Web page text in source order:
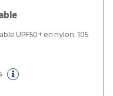
UPF50+ en nylon. 105